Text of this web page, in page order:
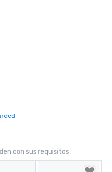
con sus requisitos